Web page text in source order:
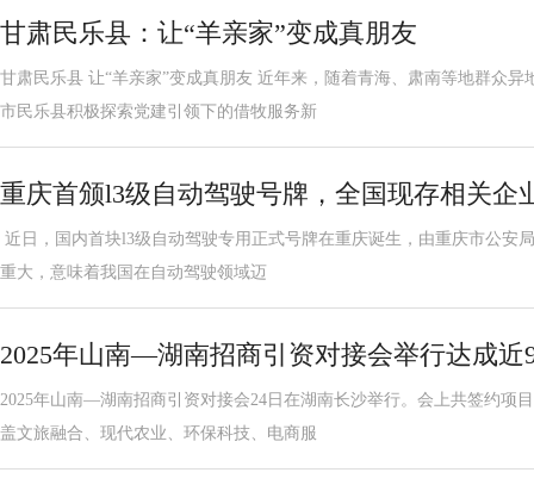
甘肃民乐县：让“羊亲家”变成真朋友
甘肃民乐县 让“羊亲家”变成真朋友 近年来，随着青海、肃南等地群众
市民乐县积极探索党建引领下的借牧服务新
重庆首颁l3级自动驾驶号牌，全国现存相关企
近日，国内首块l3级自动驾驶专用正式号牌在重庆诞生，由重庆市公安
重大，意味着我国在自动驾驶领域迈
2025年山南—湖南招商引资对接会举行达成近
2025年山南—湖南招商引资对接会24日在湖南长沙举行。会上共签约项
盖文旅融合、现代农业、环保科技、电商服